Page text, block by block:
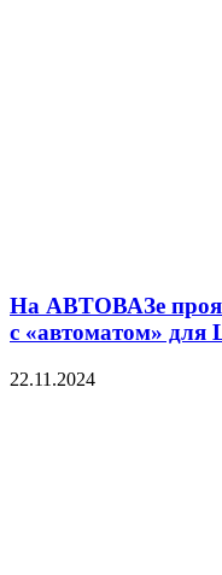
На АВТОВАЗе
с «автоматом» для
22.11.2024